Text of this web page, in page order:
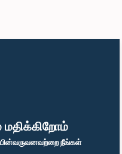
நீங்கள்
பா.உ.